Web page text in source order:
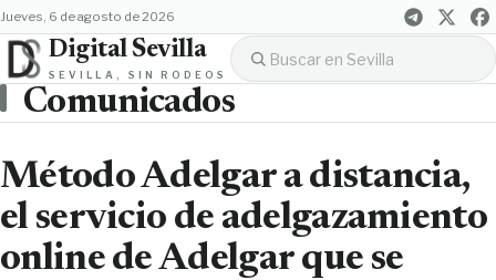
jueves, 6 de agosto de 2026
Digital Sevilla
SEVILLA, SIN RODEOS
Comunicados
Método Adelgar a distancia,
el servicio de adelgazamiento
online de Adelgar que se